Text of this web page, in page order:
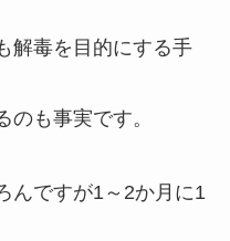
解毒を目的にする手
も事実です。
んですが1～2か月に1